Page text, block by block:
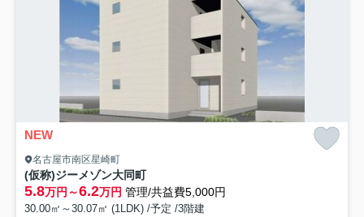
NEW
名古屋市南区星崎町
(仮称)ジーメゾン大同町
5.8万円～6.2万円 管理/共益費5,000円
30.00㎡～30.07㎡ (1LDK) /予定 /3階建